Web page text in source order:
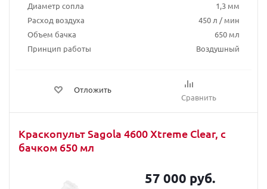
Диаметр сопла
1,3 мм
Расход воздуха
450 л / мин
Объем бачка
650 мл
Принцип работы
Воздушный
Отложить
Сравнить
Краскопульт Sagola 4600 Xtreme Clear, с
бачком 650 мл
57 000 руб.